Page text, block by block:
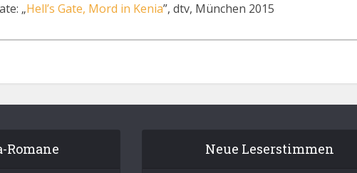
„Hell’s Gate, Mord in Kenia”, dtv, München 2015
Romane Neue Leserstimmen